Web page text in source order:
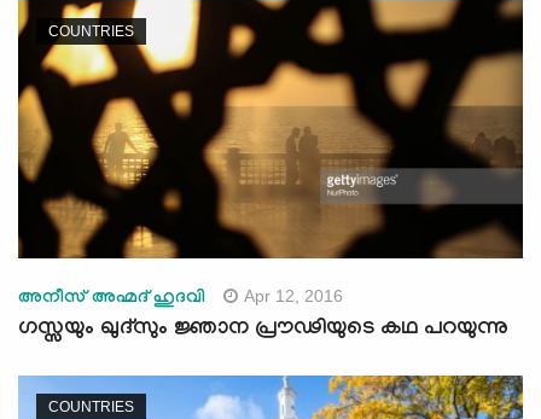
COUNTRIES
അനീസ് അഹ്മദ് ഹുദവി Apr 12, 2016
ഗസ്സയും ഖുദ്‌സും ജ്ഞാന പ്രൗഢിയുടെ കഥ പറയുന്നു
COUNTRIES